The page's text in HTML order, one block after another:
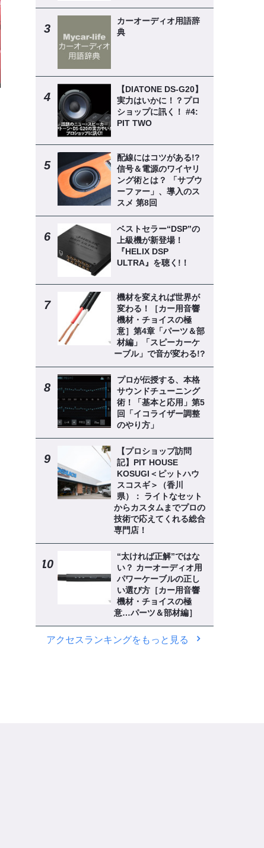
カーオーディオ用語辞
典
【DIATONE DS-G20】
実力はいかに！？プロ
ショップに訊く！ #4:
PIT TWO
配線にはコツがある!?
信号＆電源のワイヤリ
ング術とは？ 「サブウ
ーファー」、導入のス
スメ 第8回
ベストセラー“DSP”の
上級機が新登場！
『HELIX DSP
ULTRA』を聴く!！
機材を変えれば世界が
変わる！［カー用音響
機材・チョイスの極
意］第4章「パーツ＆部
材編」「スピーカーケ
ーブル」で音が変わる!?
プロが伝授する、本格
サウンドチューニング
術！「基本と応用」第5
回「イコライザー調整
のやり方」
【プロショップ訪問
記】PIT HOUSE
KOSUGI＜ピットハウ
スコスギ＞（香川
県）： ライトなセット
からカスタムまでプロの
技術で応えてくれる総合
専門店！
“太ければ正解”ではな
い？ カーオーディオ用
パワーケーブルの正し
い選び方［カー用音響
機材・チョイスの極
意…パーツ＆部材編］
アクセスランキングをもっと見る